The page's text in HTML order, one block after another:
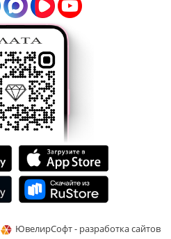
ЮвелирСофт - разработка сайтов